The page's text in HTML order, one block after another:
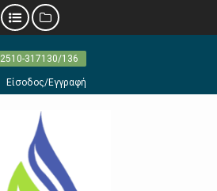
2510-317130/136
Είσοδος/Εγγραφή